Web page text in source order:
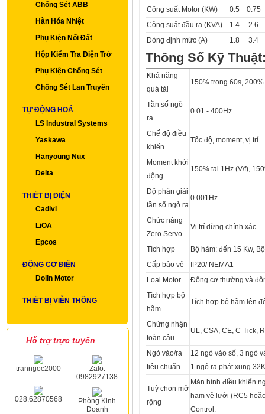
Chống Sét ABB
Hàn Hóa Nhiệt
Phụ Kiện Nối Đất
Hộp Kiểm Tra Điện Trở
Phụ Kiện Chống Sét
Chống Sét Lan Truyền
TỰ ĐỘNG HOÁ
LS Industral Systems
Yaskawa
Hanyoung Nux
Delta
THIẾT BỊ ĐIỆN
Cadivi
LiOA
Epcos
ĐỘNG CƠ ĐIỆN
Dolin Motor
THIẾT BỊ VIỄN THÔNG
Hỗ trợ trực tuyến
tranngoc2000
Zalo:
0982927138
028.62870568
Phòng Kinh
Doanh
Công suất Motor (KW) 0.5
0.75
Công suất đầu ra (KVA)
1.4
2.6
Dòng định mức (A)
1.8 3.4
Thông Số Kỹ
Khả năng
quá tải
150% trong 60s,
Tần số ngõ
ra
0.01 - 400Hz.
Chế độ điều
khiển
Tốc độ, moment, vị trí.
Moment khởi
động
150% tại 1Hz (V/f),
Độ phân giải
tần số ngỏ ra
0.001Hz
Chức năng
Zero Servo
Vị trí dừng chính xác
Tích hợp
Bộ hãm: đến 15 Kw,
Cấp bảo vệ
IP20/ NEMA1
Loại Motor
Đông cơ thường và
Tích hợp bộ
hãm
Tích hợp bộ hãm lên
Chứng nhận
toàn cầu
UL, CSA, CE, C-Tick,
Ngỏ vào/ra
tiêu chuẩn
12 ngỏ vào số, 3 ngỏ
1 ngỏ ra phát xung
Tuỳ chọn mở
rộng
Màn hình điều khiển
hạm về lưới (RC5
Control.